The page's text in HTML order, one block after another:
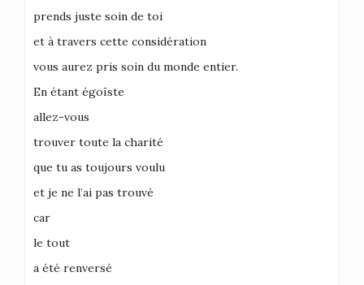
prends juste soin de toi
et à travers cette considération
vous aurez pris soin du monde entier.
En étant égoïste
allez-vous
trouver toute la charité
que tu as toujours voulu
et je ne l’ai pas trouvé
car
le tout
a été renversé